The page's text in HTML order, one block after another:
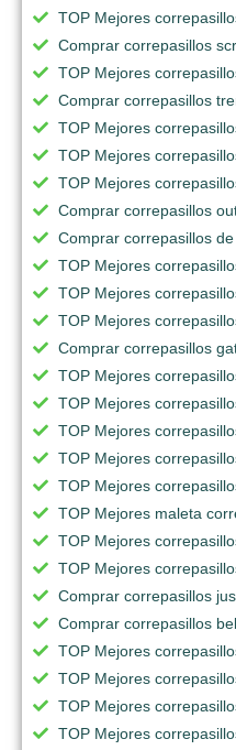
TOP Mejores
Comprar correpasillos
TOP Mejores
Comprar correpasillos
TOP Mejores
TOP Mejores
TOP Mejores
Comprar correpasillos
Comprar correpasillos
TOP Mejores
TOP Mejores
TOP Mejores
Comprar correpasillos
TOP Mejores
TOP Mejores
TOP Mejores
TOP Mejores
TOP Mejores
TOP Mejores maleta
TOP Mejores
TOP Mejores
Comprar correpasillos
Comprar correpasillos
TOP Mejores
TOP Mejores
TOP Mejores
TOP Mejores